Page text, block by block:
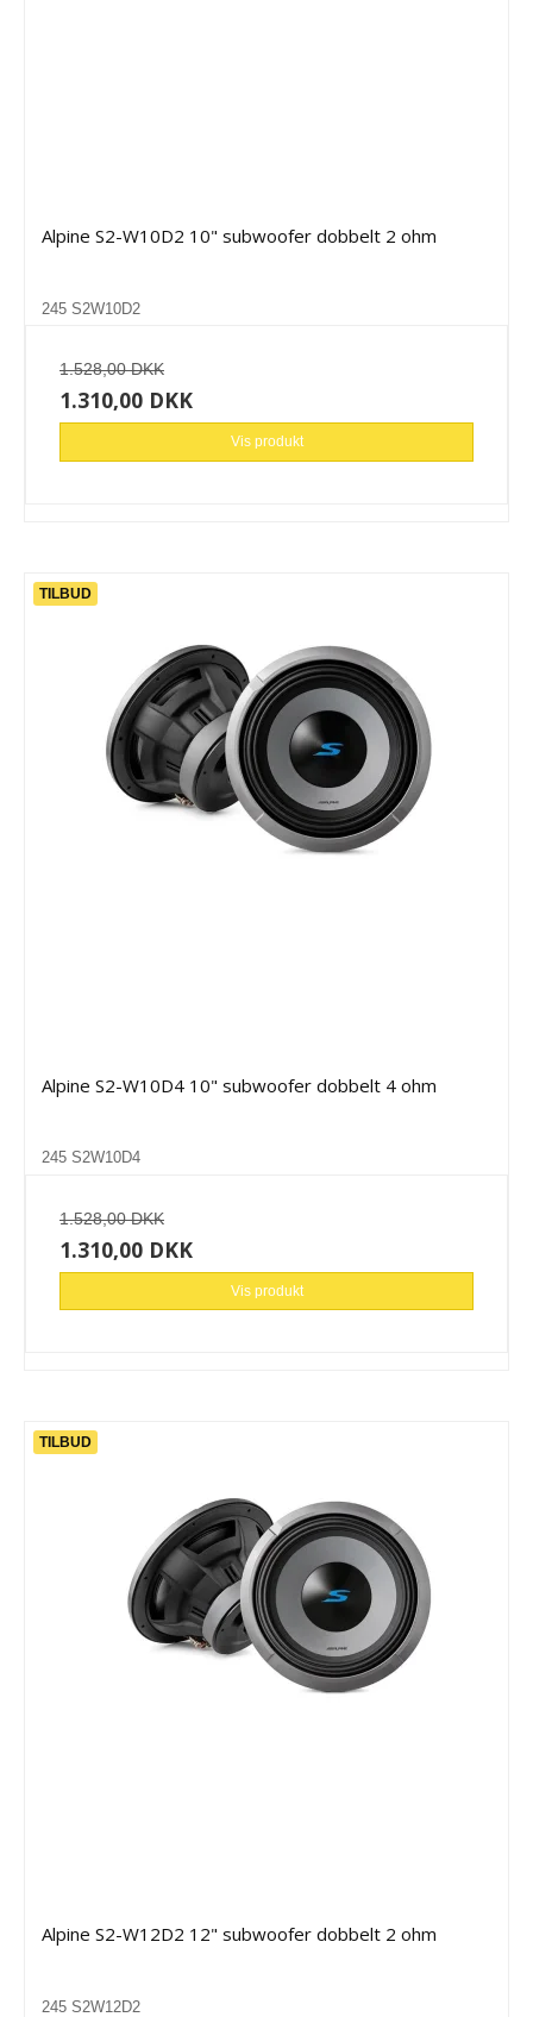
Alpine S2-W10D2 10" subwoofer dobbelt 2 ohm
245 S2W10D2
1.528,00 DKK
1.310,00 DKK
Vis produkt
TILBUD
Alpine S2-W10D4 10" subwoofer dobbelt 4 ohm
245 S2W10D4
1.528,00 DKK
1.310,00 DKK
Vis produkt
TILBUD
Alpine S2-W12D2 12" subwoofer dobbelt 2 ohm
245 S2W12D2